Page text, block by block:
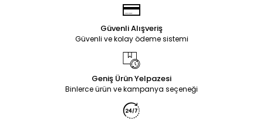
Güvenli Alışveriş
Güvenli ve kolay ödeme sistemi
Geniş Ürün Yelpazesi
Binlerce ürün ve kampanya seçeneği